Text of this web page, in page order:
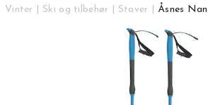
Vinter Ski og tilbehør Staver Åsnes